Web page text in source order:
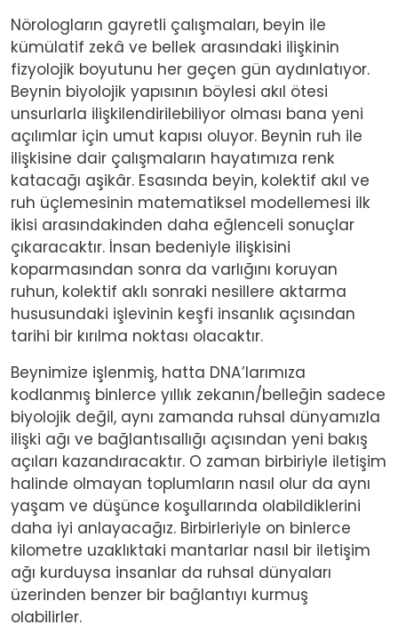
Nörologların gayretli çalışmaları, beyin ile
kümülatif zekâ ve bellek arasındaki ilişkinin
fizyolojik boyutunu her geçen gün aydınlatıyor.
Beynin biyolojik yapısının böylesi akıl ötesi
unsurlarla ilişkilendirilebiliyor olması bana yeni
açılımlar için umut kapısı oluyor. Beynin ruh ile
ilişkisine dair çalışmaların hayatımıza renk
katacağı aşikâr. Esasında beyin, kolektif akıl ve
ruh üçlemesinin matematiksel modellemesi ilk
ikisi arasındakinden daha eğlenceli sonuçlar
çıkaracaktır. İnsan bedeniyle ilişkisini
koparmasından sonra da varlığını koruyan
ruhun, kolektif aklı sonraki nesillere aktarma
hususundaki işlevinin keşfi insanlık açısından
tarihi bir kırılma noktası olacaktır.
Beynimize işlenmiş, hatta DNA’larımıza
kodlanmış binlerce yıllık zekanın/belleğin sadece
biyolojik değil, aynı zamanda ruhsal dünyamızla
ilişki ağı ve bağlantısallığı açısından yeni bakış
açıları kazandıracaktır. O zaman birbiriyle iletişim
halinde olmayan toplumların nasıl olur da aynı
yaşam ve düşünce koşullarında olabildiklerini
daha iyi anlayacağız. Birbirleriyle on binlerce
kilometre uzaklıktaki mantarlar nasıl bir iletişim
ağı kurduysa insanlar da ruhsal dünyaları
üzerinden benzer bir bağlantıyı kurmuş
olabilirler.